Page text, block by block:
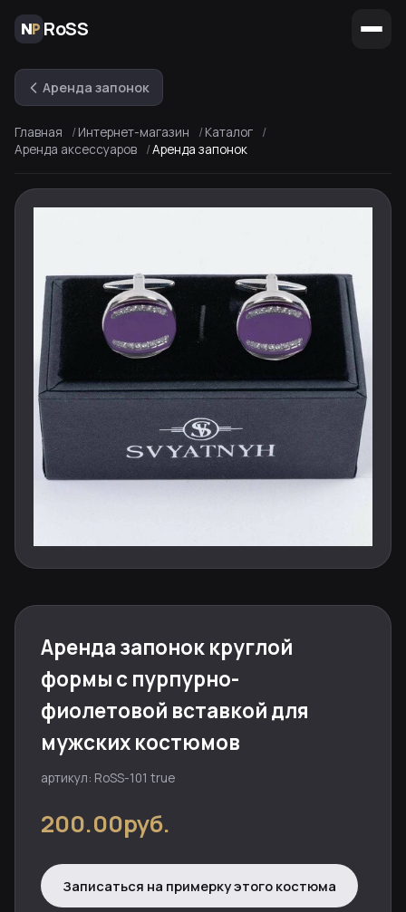
RoSS
Аренда запонок
Главная Интернет-магазин
Каталог
Аренда аксессуаров
Аренда запонок
Аренда запонок круглой
формы с пурпурно-
фиолетовой вставкой для
мужских костюмов
артикул: RoSS-101 true
200.00руб.
Записаться на примерку этого костюма